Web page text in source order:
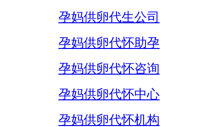
孕妈供卵代生公司
孕妈供卵代怀助孕
孕妈供卵代怀咨询
孕妈供卵代怀中心
孕妈供卵代怀机构